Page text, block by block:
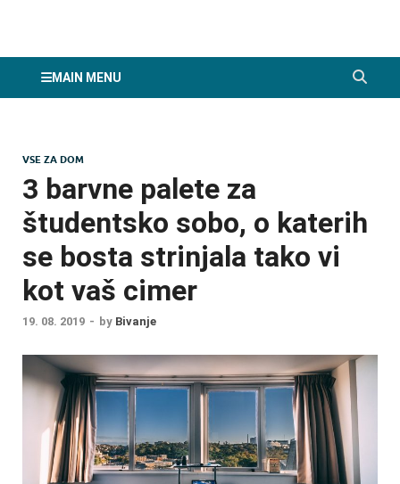
MAIN MENU
VSE ZA DOM
3 barvne palete za
študentsko sobo, o katerih
se bosta strinjala tako vi
kot vaš cimer
19. 08. 2019 - by Bivanje